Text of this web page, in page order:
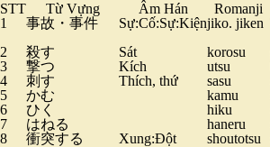
STT Từ Vựng Âm Hán Romanji
1
事故・事件 Sự:Cố:Sự:Kiệnjiko. jiken
2
殺す Sát korosu
3
撃つ Kích utsu
4
刺す Thích, thứ sasu
5
かむ kamu
6
ひく hiku
7
はねる haneru
8
衝突する Xung:Đột
shoutotsu